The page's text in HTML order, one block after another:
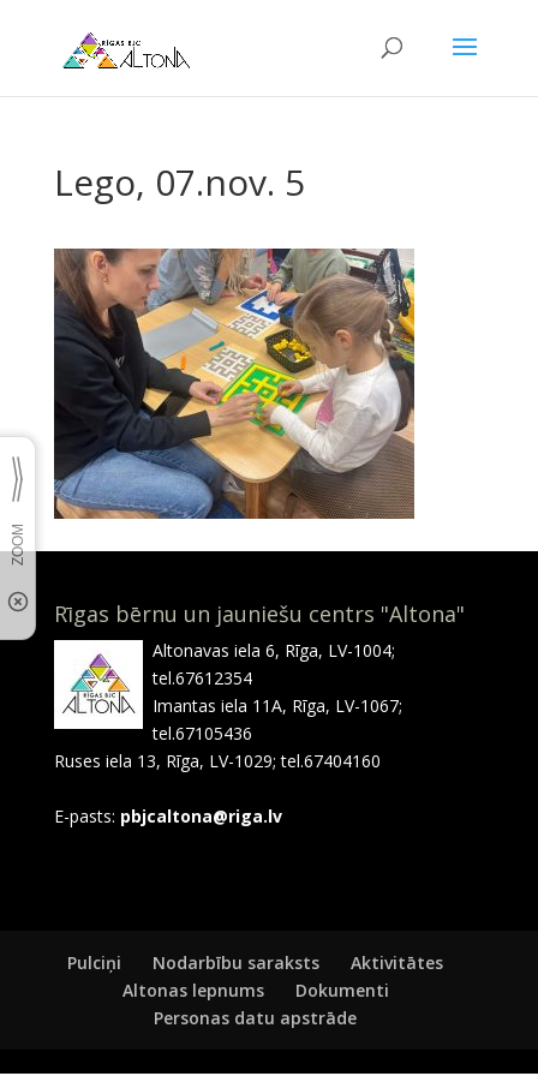
Lego, 07.nov. 5
Rīgas bērnu un jauniešu centrs "Altona"
Altonavas iela 6, Rīga, LV-1004;
tel.67612354
Imantas iela 11A, Rīga, LV-1067;
tel.67105436
Ruses iela 13, Rīga, LV-1029; tel.67404160
E-pasts: pbjcaltona@riga.lv
Pulciņi Nodarbību saraksts
Aktivitātes
Altonas lepnums
Dokumenti
Personas datu apstrāde